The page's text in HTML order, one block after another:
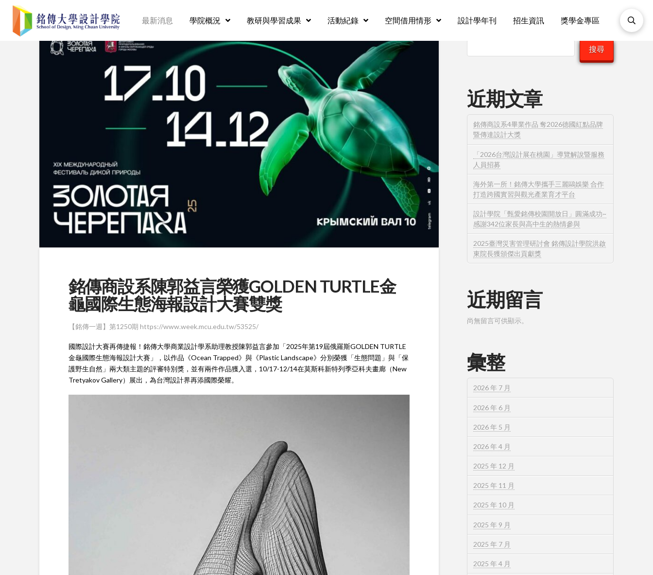
最新消息 學院概況 教研與學習成果 活動紀錄 空間借用情形 設計學年刊 招生資訊 獎學金專區
銘傳商設系陳郭益言榮獲GOLDEN TURTLE金
龜國際生態海報設計大賽雙獎
【銘傳一週】第1250期 https://www.week.mcu.edu.tw/53525/
國際設計大賽再傳捷報！銘傳大學商業設計學系助理教授陳郭益言參加「2025年第19屆俄羅斯GOLDEN TURTLE
金龜國際生態海報設計大賽」，以作品《Ocean Trapped》與《Plastic Landscape》分別榮獲「生態問題」與「保
護野生自然」兩大類主題的評審特別獎，並有兩件作品獲入選，10/17-12/14在莫斯科新特列季亞科夫畫廊（New
Tretyakov Gallery）展出，為台灣設計界再添國際榮耀。
搜尋
搜尋
近期文章
銘傳商設系4畢業作品 奪2026德國紅點品牌
暨傳達設計大獎
「2026台灣設計展在桃園」導覽解說暨服務
人員招募
海外第一所！銘傳大學攜手三麗鷗娛樂 合作
打造跨國實習與觀光產業育才平台
設計學院「甄愛銘傳校園開放日」圓滿成功~
感謝342位家長與高中生的熱情參與
2025臺灣災害管理研討會 銘傳設計學院洪啟
東院長獲頒傑出貢獻獎
近期留言
尚無留言可供顯示。
彙整
2026 年 7 月
2026 年 6 月
2026 年 5 月
2026 年 4 月
2025 年 12 月
2025 年 11 月
2025 年 10 月
2025 年 9 月
2025 年 7 月
2025 年 4 月